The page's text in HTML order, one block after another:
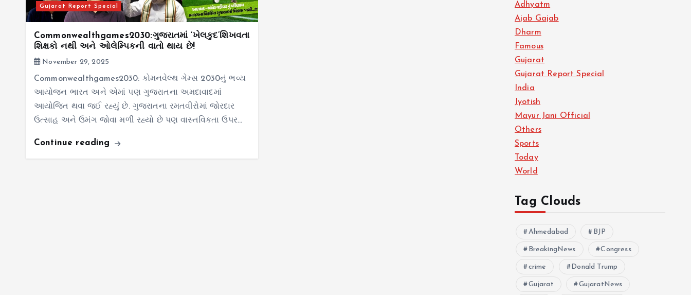
Gujarat Report Special
Commonwealthgames2030:ગુજરાતમાં ‘ખેલકુદ’શિખવતા
શિક્ષકો નથી અને ઓલેમ્પિકની વાતો થાય છે!
November 29, 2025
Commonwealthgames2030: કોમનવેલ્થ ગેમ્સ 2030નું ભવ્ય
આયોજન ભારત અને એમાં પણ ગુજરાતના અમદાવાદમાં
આયોજિત થવા જઈ રહ્યું છે. ગુજરાતના રમતવીરોમાં જોરદાર
ઉત્સાહ અને ઉમંગ જોવા મળી રહ્યો છે પણ વાસ્તવિકતા ઉપર…
Continue reading
Adhyatm
Ajab Gajab
Dharm
Famous
Gujarat
Gujarat Report Special
India
Jyotish
Mayur Jani Official
Others
Sports
Today
World
Tag Clouds
Ahmedabad BJP
BreakingNews Congress
crime Donald Trump
Gujarat GujaratNews